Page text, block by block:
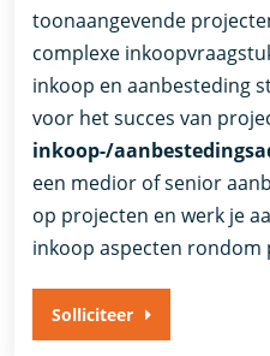
toonaangevende
complexe
inkoop en aanbesteding
voor het succes van
inkoop-/
een medior of senior
op projecten en werk je
inkoop aspecten
Solliciteer